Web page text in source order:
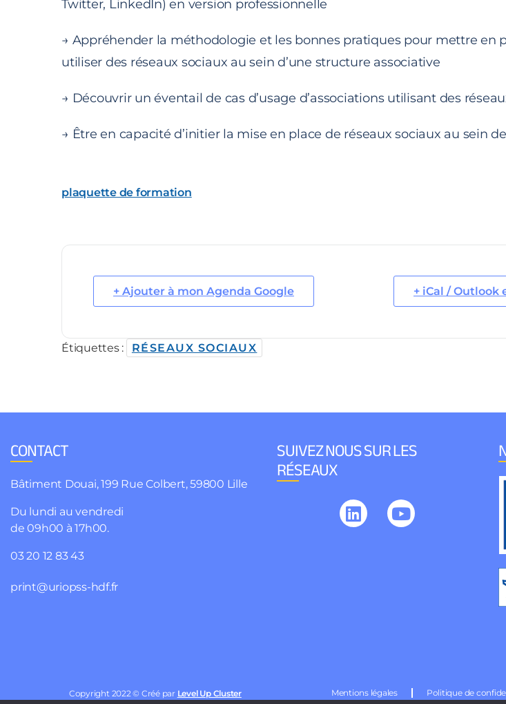
Twitter, LinkedIn) en version professionnelle
→ Appréhender la méthodologie et les bonnes pratiques pour mettre en
utiliser des réseaux sociaux au sein d’une structure associative
→ Découvrir un éventail de cas d’usage d’associations utilisant des
→ Être en capacité d’initier la mise en place de réseaux sociaux au sein
plaquette de formation
+ Ajouter à mon Agenda Google + iCal / Outlook
Étiquettes : RÉSEAUX SOCIAUX
CONTACT
Bâtiment Douai, 199 Rue Colbert, 59800 Lille
Du lundi au vendredi
de 09h00 à 17h00.
03 20 12 83 43
print@uriopss-hdf.fr
SUIVEZ NOUS SUR LES
RÉSEAUX
Copyright 2022 © Créé par Level Up Cluster Mentions légales Politique de